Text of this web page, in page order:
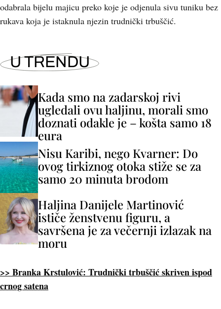
odabrala bijelu majicu preko koje je odjenula sivu tuniku bez
rukava koja je istaknula njezin trudnički trbuščić.
U TRENDU
Kada smo na zadarskoj rivi
ugledali ovu haljinu, morali smo
doznati odakle je – košta samo 18
eura
Nisu Karibi, nego Kvarner: Do
ovog tirkiznog otoka stiže se za
samo 20 minuta brodom
Haljina Danijele Martinović
ističe ženstvenu figuru, a
savršena je za večernji izlazak na
moru
>> Branka Krstulović: Trudnički trbuščić skriven ispod
crnog satena